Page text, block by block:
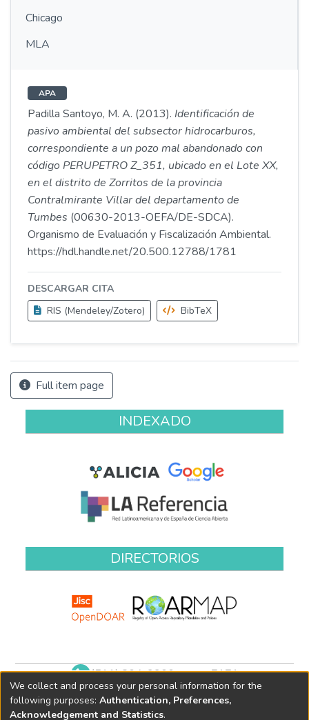
Chicago
MLA
APA
Padilla Santoyo, M. A. (2013). Identificación de
pasivo ambiental del subsector hidrocarburos,
correspondiente a un pozo mal abandonado con
código PERUPETRO Z_351, ubicado en el Lote XX,
en el distrito de Zorritos de la provincia
Contralmirante Villar del departamento de
Tumbes (00630-2013-OEFA/DE-SDCA).
Organismo de Evaluación y Fiscalización Ambiental.
https://hdl.handle.net/20.500.12788/1781
DESCARGAR CITA
RIS (Mendeley/Zotero)
BibTeX
Full item page
INDEXADO
DIRECTORIOS
(511) 204-9900 anexo 7171
biblioteca@oefa.gob.pe
We collect and process your personal information for the
following purposes: Authentication, Preferences,
Acknowledgement and Statistics.